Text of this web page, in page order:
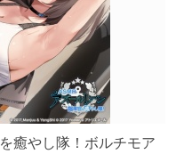
癒やし隊！ボルチモア